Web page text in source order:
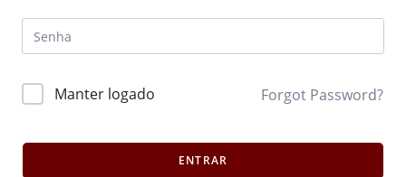
Manter logado Forgot Password?
ENTRAR